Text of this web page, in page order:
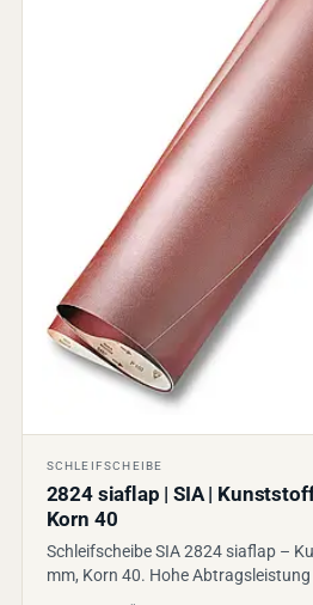
SCHLEIFSCHEIBE
2824 siaflap | SIA |
Korn 40
Schleifscheibe SIA 2824 siaflap –
mm, Korn 40. Hohe